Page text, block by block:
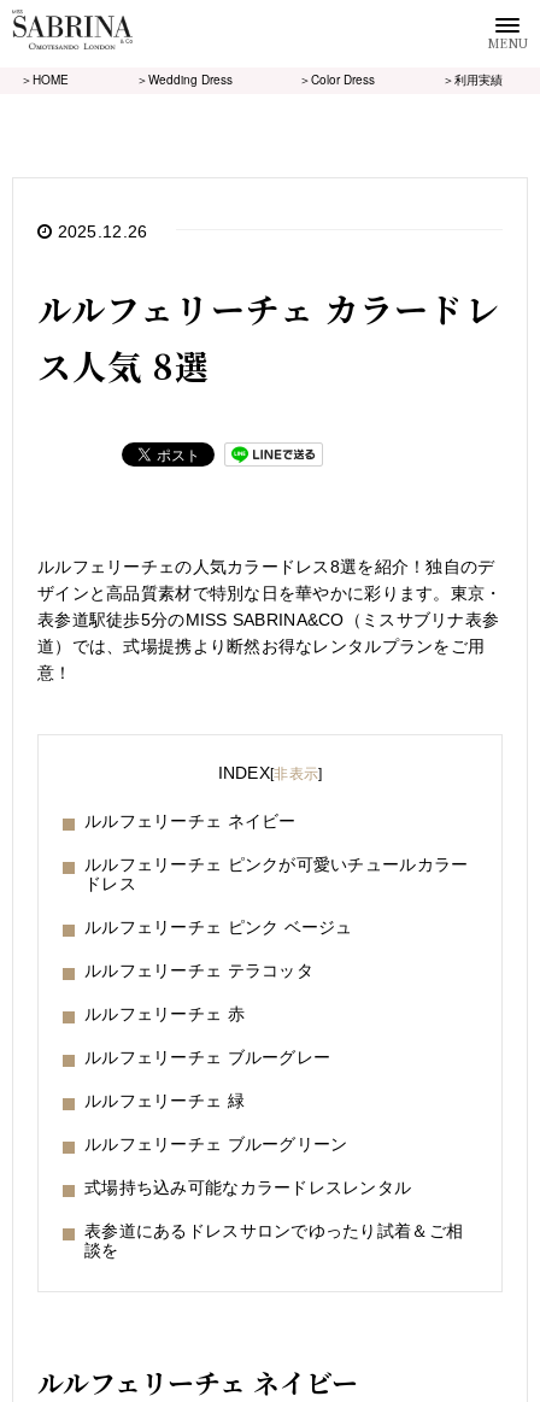
MENU
＞HOME ＞Wedding Dress ＞Color Dress ＞利用実績
2025.12.26
ルルフェリーチェ カラードレ
ス人気 8選
ルルフェリーチェの人気カラードレス8選を紹介！独自のデ
ザインと高品質素材で特別な日を華やかに彩ります。東京・
表参道駅徒歩5分のMISS SABRINA&CO（ミスサブリナ表参
道）では、式場提携より断然お得なレンタルプランをご用
意！
INDEX[非表示]
ルルフェリーチェ ネイビー
ルルフェリーチェ ピンクが可愛いチュールカラー
ドレス
ルルフェリーチェ ピンク ベージュ
ルルフェリーチェ テラコッタ
ルルフェリーチェ 赤
ルルフェリーチェ ブルーグレー
ルルフェリーチェ 緑
ルルフェリーチェ ブルーグリーン
式場持ち込み可能なカラードレスレンタル
表参道にあるドレスサロンでゆったり試着＆ご相
談を
ルルフェリーチェ ネイビー